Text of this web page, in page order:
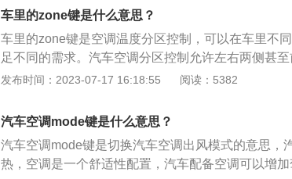
击mode按钮直至合适的空调风出口的方向。空调常
个送风口，上是吹风挡，中是吹身体和脸，下是吹腿
车里的zone键是什么意思？
车里的zone键是空调温度分区控制，可以在车里不
足不同的需求。汽车空调分区控制允许左右两侧甚
样能提高车内成员的舒适度。汽车空调是汽车上很重
箱，这样空调出风口就会吹出暖风。空调制冷时按下
结合，此时发动机会带动压缩机运转，压缩机不断
蒸发箱内。
发布时间：2023-07-17 16:18:55 阅读：5382
汽车空调mode键是什么意思？
汽车空调mode键是切换汽车空调出风模式的意思，
热，空调是一个舒适性配置，汽车配备空调可以增